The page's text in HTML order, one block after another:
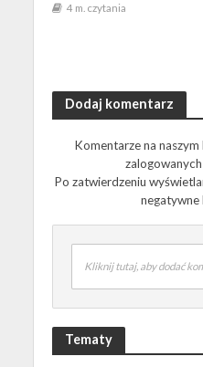
4 m. czytania
Dodaj komentarz
Komentarze na
Po zatwierdzeniu
negatywne
Kliknij tutaj, aby dodać
Tematy